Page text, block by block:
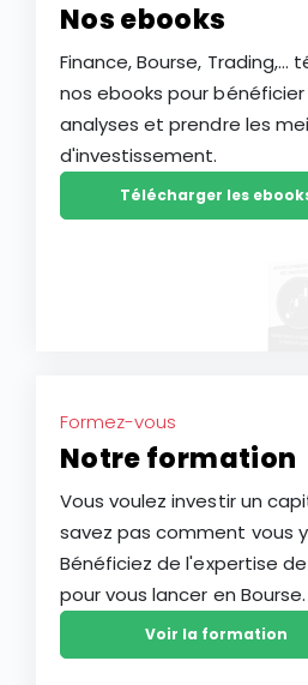
Nos ebooks
Finance, Bourse, Trading,...
nos ebooks pour
analyses et prendre les
d'investissement.
Télécharger les
Formez-vous
Notre formation
Vous voulez investir un
savez pas comment vous
Bénéficiez de l'expertise
pour vous lancer en Bourse.
Voir la formation